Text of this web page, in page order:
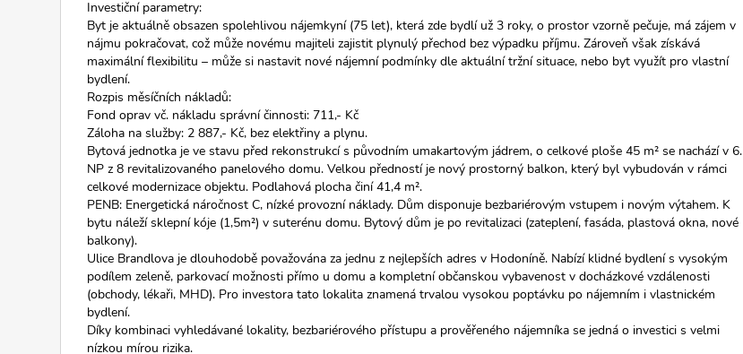
Investiční parametry:
Byt je aktuálně obsazen spolehlivou nájemkyní (75 let), která zde bydlí už 3 roky, o prostor vzorně pečuje, má zájem v
nájmu pokračovat, což může novému majiteli zajistit plynulý přechod bez výpadku příjmu. Zároveň však získává
maximální flexibilitu – může si nastavit nové nájemní podmínky dle aktuální tržní situace, nebo byt využít pro vlastní
bydlení.
Rozpis měsíčních nákladů:
Fond oprav vč. nákladu správní činnosti: 711,- Kč
Záloha na služby: 2 887,- Kč, bez elektřiny a plynu.
Bytová jednotka je ve stavu před rekonstrukcí s původním umakartovým jádrem, o celkové ploše 45 m² se nachází v 6.
NP z 8 revitalizovaného panelového domu. Velkou předností je nový prostorný balkon, který byl vybudován v rámci
celkové modernizace objektu. Podlahová plocha činí 41,4 m².
PENB: Energetická náročnost C, nízké provozní náklady. Dům disponuje bezbariérovým vstupem i novým výtahem. K
bytu náleží sklepní kóje (1,5m²) v suterénu domu. Bytový dům je po revitalizaci (zateplení, fasáda, plastová okna, nové
balkony).
Ulice Brandlova je dlouhodobě považována za jednu z nejlepších adres v Hodoníně. Nabízí klidné bydlení s vysokým
podílem zeleně, parkovací možnosti přímo u domu a kompletní občanskou vybavenost v docházkové vzdálenosti
(obchody, lékaři, MHD). Pro investora tato lokalita znamená trvalou vysokou poptávku po nájemním i vlastnickém
bydlení.
Díky kombinaci vyhledávané lokality, bezbariérového přístupu a prověřeného nájemníka se jedná o investici s velmi
nízkou mírou rizika.